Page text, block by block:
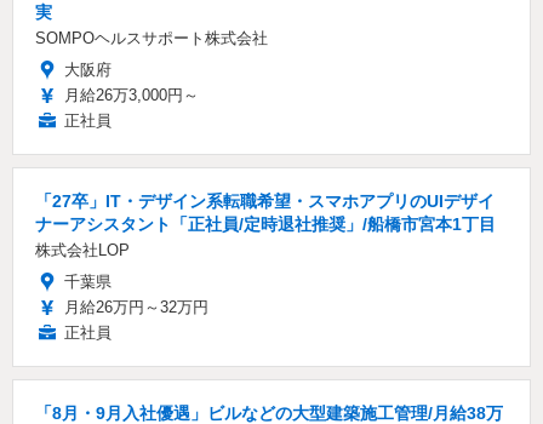
実
SOMPOヘルスサポート株式会社
大阪府
月給26万3,000円～
正社員
「27卒」IT・デザイン系転職希望・スマホアプリのUIデザイ
ナーアシスタント「正社員/定時退社推奨」/船橋市宮本1丁目
株式会社LOP
千葉県
月給26万円～32万円
正社員
「8月・9月入社優遇」ビルなどの大型建築施工管理/月給38万